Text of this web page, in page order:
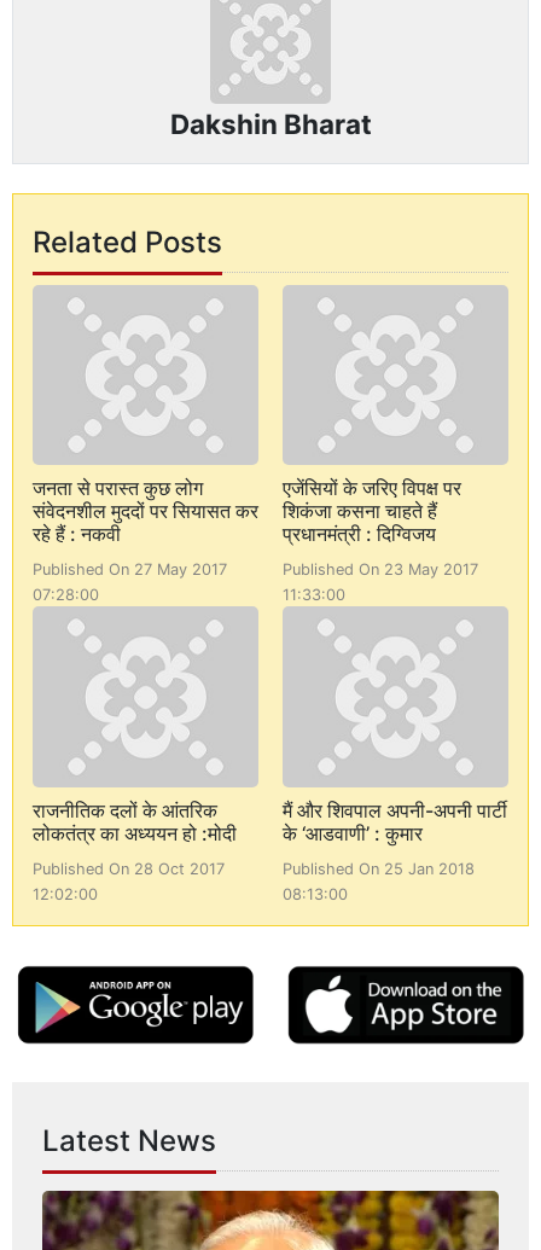
Dakshin Bharat
Related Posts
जनता से परास्त कुछ लोग
संवेदनशील मुददों पर सियासत कर
रहे हैं : नकवी
Published On 27 May 2017
07:28:00
एजेंसियों के जरिए विपक्ष पर
शिकंजा कसना चाहते हैं
प्रधानमंत्री : दिग्विजय
Published On 23 May 2017
11:33:00
राजनीतिक दलों के आंतरिक
लोकतंत्र का अध्ययन हो :मोदी
Published On 28 Oct 2017
12:02:00
मैं और शिवपाल अपनी-अपनी पार्टी
के ‘आडवाणी’ : कुमार
Published On 25 Jan 2018
08:13:00
Latest News